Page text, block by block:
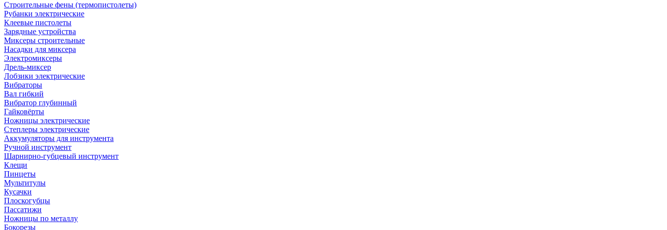
Строительные фены (термопистолеты)
Рубанки электрические
Клеевые пистолеты
Зарядные устройства
Миксеры строительные
Насадки для миксера
Электромиксеры
Дрель-миксер
Лобзики электрические
Вибраторы
Вал гибкий
Вибратор глубинный
Гайковёрты
Ножницы электрические
Степлеры электрические
Аккумуляторы для инструмента
Ручной инструмент
Шарнирно-губцевый инструмент
Клещи
Пинцеты
Мультитулы
Кусачки
Плоскогубцы
Пассатижи
Ножницы по металлу
Бокорезы